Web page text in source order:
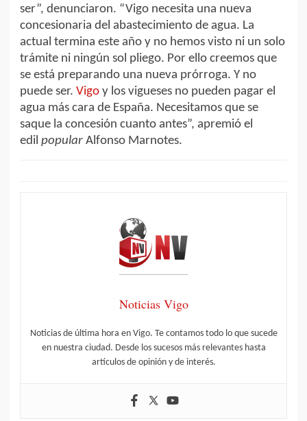
ser”, denunciaron. “Vigo necesita una nueva
concesionaria del abastecimiento de agua. La
actual termina este año y no hemos visto ni un solo
trámite ni ningún sol pliego. Por ello creemos que
se está preparando una nueva prórroga. Y no
puede ser. Vigo y los vigueses no pueden pagar el
agua más cara de España. Necesitamos que se
saque la concesión cuanto antes”, apremió el
edil popular Alfonso Marnotes.
Noticias Vigo
Noticias de última hora en Vigo. Te contamos todo lo que sucede
en nuestra ciudad. Desde los sucesos más relevantes hasta
artículos de opinión y de interés.